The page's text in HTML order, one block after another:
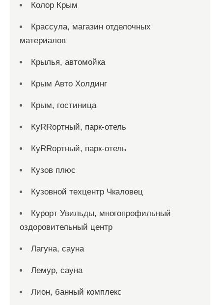
Колор Крым
Крассула, магазин отделочных
материалов
Крылья, автомойка
Крым Авто Холдинг
Крым, гостиница
КуRRортный, парк-отель
КуRRортный, парк-отель
Кузов плюс
Кузовной техцентр Чкаловец
Курорт Увильды, многопрофильный
оздоровительный центр
Лагуна, сауна
Лемур, сауна
Лион, банный комплекс